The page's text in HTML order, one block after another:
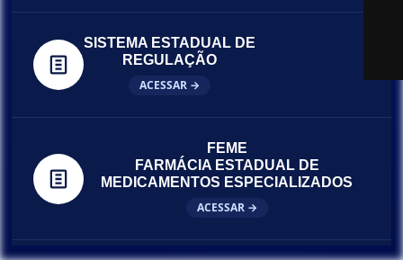
SISTEMA ESTADUAL DE
REGULAÇÃO
ACESSAR →
FEME
FARMÁCIA ESTADUAL DE
MEDICAMENTOS ESPECIALIZADOS
ACESSAR →